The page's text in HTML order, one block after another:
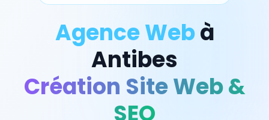
Agence Webà
Antibes
Création Site Web &
SEO